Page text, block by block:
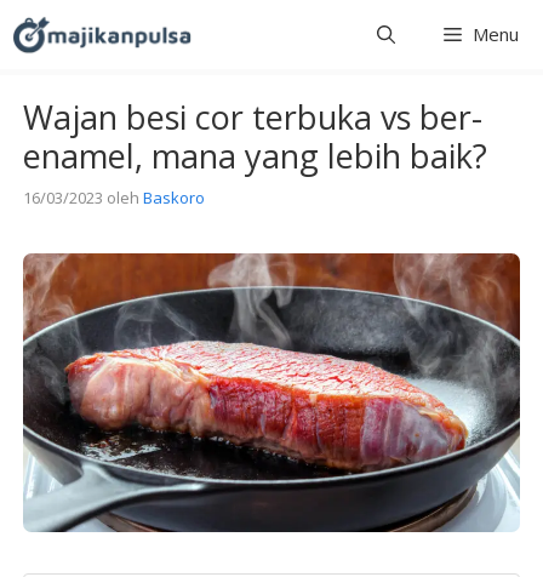
Langsung
ke
Menu
Wajan besi cor terbuka vs ber-
enamel, mana yang lebih baik?
16/03/2023 oleh Baskoro